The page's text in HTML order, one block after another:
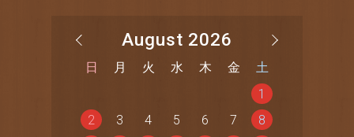
August 2026
日 月 火 水 木 金
土
1
2
3 4 5 6 7
8